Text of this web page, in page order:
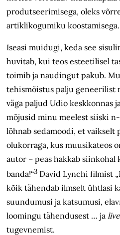
produtseerimisega, oleks
artiklikogumiku koostamisega.
Iseasi muidugi, keda see
huvitab, kui teos esteetilisel
toimib ja naudingut pakub.
tehismõistus palju geneerilist
väga paljud Udio keskkonnas
mõjusid minu meelest siiski
lõhnab sedamoodi, et vaikselt
olukorraga, kus muusikateos
autor – peas hakkab siinkohal
banda!“3 David Lynchi filmist
kõik tähendab ilmselt ühtlasi
suundumusi ja katsumusi,
loomingu tähendusest … ja live
tugevnemist.